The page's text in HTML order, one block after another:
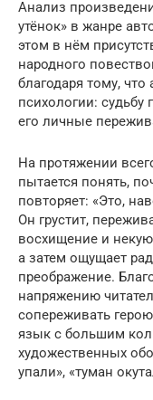
Анализ
утёнок» в жанре
этом в нём
народного
благодаря тому,
психологии:
его личные
На протяжении
пытается понять,
повторяет: «Это,
Он грустит,
восхищение и
а затем ощущает
преображение.
напряжению
сопереживать
язык с большим
художественных
упали», «туман